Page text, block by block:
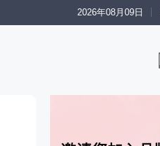
2026年08月09日